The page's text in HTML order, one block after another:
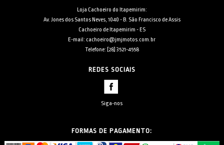
Loja Cachoeiro do Itapemirim:
Av. Jones dos Santos Neves, 1040 - B. São Francisco de Assis
Cachoeiro de Itapemirim - ES
E-mail: cachoeiro@jmjmotos.com.br
Telefone: [28] 3521-4558
REDES SOCIAIS
Siga-nos
FORMAS DE PAGAMENTO: